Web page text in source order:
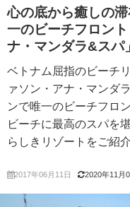
心の底から癒しの
一のビーチフロン
ナ・マンダラ&スパ
ベトナム屈指のビーチ
ァソン・アナ・マンダ
ンで唯一のビーチフロ
ビーチに最高のスパを
らしきリゾートをご紹
2017年06月11日 2020年11月